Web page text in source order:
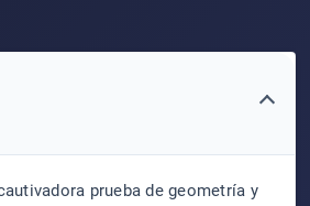
prueba de geometría y